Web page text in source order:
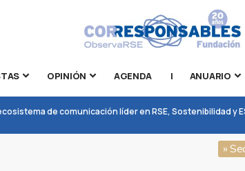
OPINIÓN AGENDA | ANUARIO
de comunicación líder en RSE, Sostenibilidad y
»